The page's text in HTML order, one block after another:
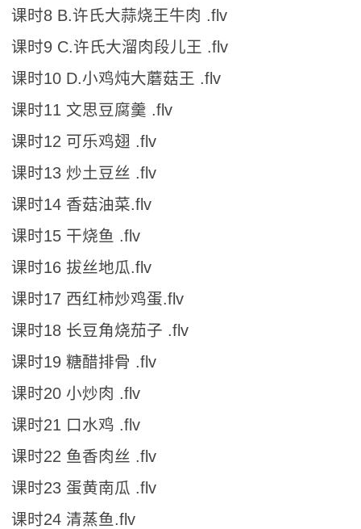
课时8 B.许氏大蒜烧王牛肉 .flv
课时9 C.许氏大溜肉段儿王 .flv
课时10 D.小鸡炖大蘑菇王 .flv
课时11 文思豆腐羹 .flv
课时12 可乐鸡翅 .flv
课时13 炒土豆丝 .flv
课时14 香菇油菜.flv
课时15 干烧鱼 .flv
课时16 拔丝地瓜.flv
课时17 西红柿炒鸡蛋.flv
课时18 长豆角烧茄子 .flv
课时19 糖醋排骨 .flv
课时20 小炒肉 .flv
课时21 口水鸡 .flv
课时22 鱼香肉丝 .flv
课时23 蛋黄南瓜 .flv
课时24 清蒸鱼.flv